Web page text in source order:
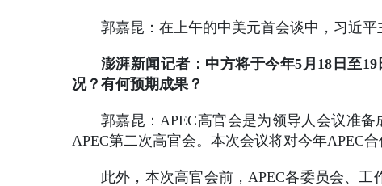
郭嘉昆：在上午的中美元首会谈中，习近
澎湃新闻记者：中方将于今年5月18日至
况？有何预期成果？
郭嘉昆：APEC高官会是为领导人会议准
APEC第二次高官会。本次会议将对今年APEC
此外，本次高官会前，APEC各委员会、